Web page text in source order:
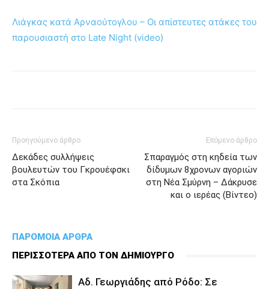
Λιάγκας κατά Αρναούτογλου – Οι απίστευτες ατάκες του
παρουσιαστή στο Late Night (video)
Προηγούμενο άρθρο
Δεκάδες συλλήψεις
βουλευτών του Γκρουέφσκι
στα Σκόπια
Επόμενο άρθρο
Σπαραγμός στη κηδεία των
δίδυμων 8χρονων αγοριών
στη Νέα Σμύρνη – Δάκρυσε
και ο ιερέας (Βίντεο)
ΠΑΡΟΜΟΙΑ ΑΡΘΡΑ
ΠΕΡΙΣΣΟΤΕΡΑ ΑΠΟ ΤΟΝ ΔΗΜΙΟΥΡΓΟ
Αδ. Γεωργιάδης από Ρόδο: Σε